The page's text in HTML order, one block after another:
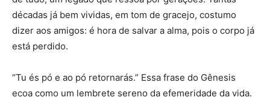
décadas já bem vividas, em tom de gracejo, costumo
dizer aos amigos: é hora de salvar a alma, pois o corpo já
está perdido.
“Tu és pó e ao pó retornarás.” Essa frase do Gênesis
ecoa como um lembrete sereno da efemeridade da vida.